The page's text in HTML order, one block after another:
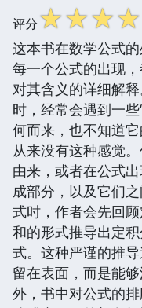
评分☆☆☆☆
这本书在数学公式
每一个公式的出现
对其含义的详细解
时，经常会遇到一
何而来，也不知道
从来没有这种感觉
由来，或者在公式
成部分，以及它们
式时，作者会先回
和的形式推导出定
式。这种严谨的推
留在表面，而是能
外，书中对公式的